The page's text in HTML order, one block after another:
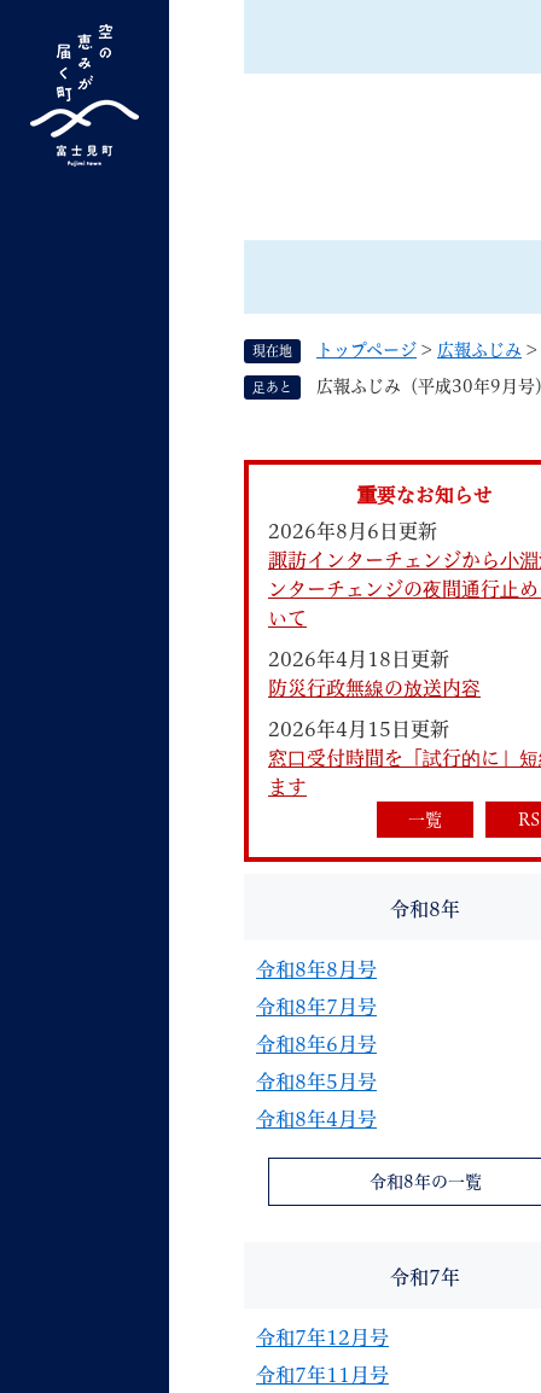
ム
くらしの情報 しごと
組織で探す
妊娠・出産 子育て
音声読み上げ
携帯サイト
現在地 トップページ > 広報ふじみ >
足あと 広報ふじみ（平成30年9月号
重要なお知らせ
2026年8月6日更新
諏訪インターチェンジから小淵
ンターチェンジの夜間通行止
いて
2026年4月18日更新
防災行政無線の放送内容
2026年4月15日更新
窓口受付時間を「試行的に」短
ます
一覧
令和8年
令和8年8月号
令和8年7月号
令和8年6月号
令和8年5月号
令和8年4月号
令和8年の一覧
令和7年
令和7年12月号
令和7年11月号